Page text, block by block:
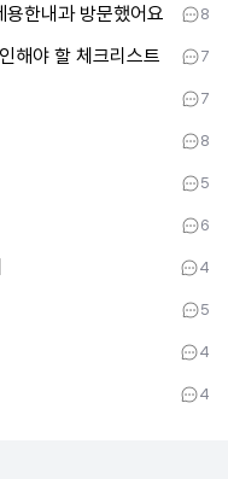
한내과 방문했어요 8
해야 할 체크리스트 7
7
8
5
6
4
5
4
4